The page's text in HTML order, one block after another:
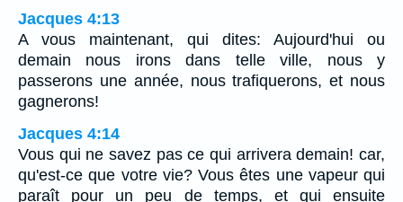
Jacques 4:13
A vous maintenant, qui dites: Aujourd'hui ou
demain nous irons dans telle ville, nous y
passerons une année, nous trafiquerons, et nous
gagnerons!
Jacques 4:14
Vous qui ne savez pas ce qui arrivera demain! car,
qu'est-ce que votre vie? Vous êtes une vapeur qui
paraît pour un peu de temps, et qui ensuite